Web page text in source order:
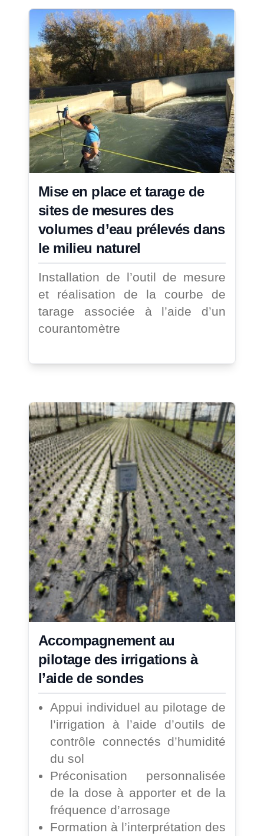
Mise en place et tarage de
sites de mesures des
volumes d’eau prélevés dans
le milieu naturel
Installation de l’outil de mesure
et réalisation de la courbe de
tarage associée à l’aide d’un
courantomètre
Accompagnement au
pilotage des irrigations à
l’aide de sondes
Appui individuel au pilotage de
l’irrigation à l’aide d’outils de
contrôle connectés d’humidité
du sol
Préconisation personnalisée
de la dose à apporter et de la
fréquence d’arrosage
Formation à l’interprétation des